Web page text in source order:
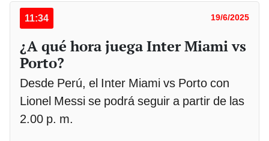
11:34 19/6/2025
¿A qué hora juega Inter Miami vs
Porto?
Desde Perú, el Inter Miami vs Porto con
Lionel Messi se podrá seguir a partir de las
2.00 p. m.